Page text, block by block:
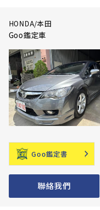
HONDA/本田
Goo鑑定車
Goo鑑定書
聯絡我們